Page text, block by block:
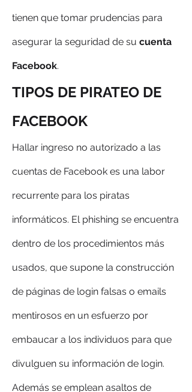
tienen que tomar prudencias para
asegurar la seguridad de su cuenta
Facebook.
TIPOS DE PIRATEO DE
FACEBOOK
Hallar ingreso no autorizado a las
cuentas de Facebook es una labor
recurrente para los piratas
informáticos. El phishing se encuentra
dentro de los procedimientos más
usados, que supone la construcción
de páginas de login falsas o emails
mentirosos en un esfuerzo por
embaucar a los individuos para que
divulguen su información de login.
Además se emplean asaltos de